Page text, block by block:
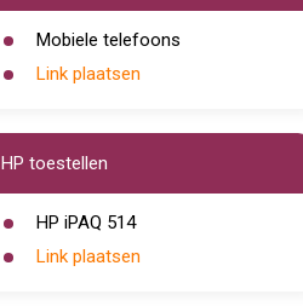
Mobiele telefoons
Link plaatsen
HP toestellen
HP iPAQ 514
Link plaatsen